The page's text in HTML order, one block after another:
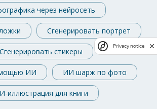
через нейросеть
Сгенерировать портрет
Сгенерировать стикеры
ИИ ИИ шарж по фото
иллюстрация для книги
Privacy notice